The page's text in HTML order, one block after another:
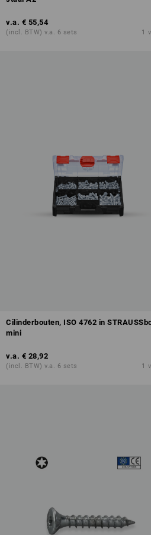
v.a. € 55,54
(incl. BTW) v.a. 6 sets 1
Cilinderbouten, ISO 4762 in
mini
v.a. € 28,92
(incl. BTW) v.a. 6 sets 1